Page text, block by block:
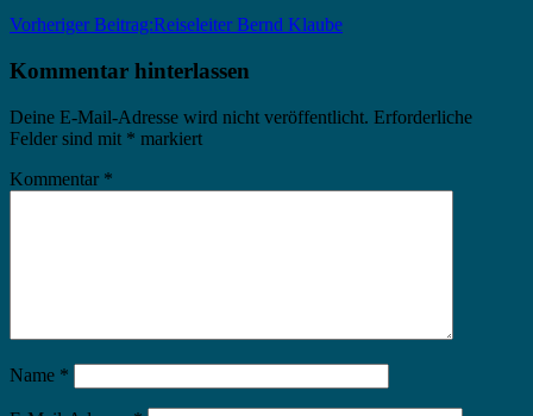
Vorheriger Beitrag:Reiseleiter Bernd Klaube
Kommentar hinterlassen
Deine E-Mail-Adresse wird nicht veröffentlicht. Erforderliche
Felder sind mit * markiert
Kommentar *
Name *